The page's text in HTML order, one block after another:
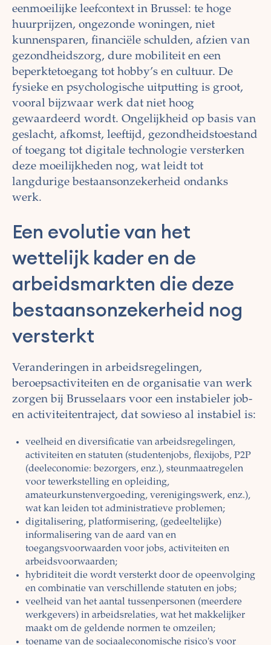
eenmoeilijke leefcontext in Brussel: te hoge
huurprijzen, ongezonde woningen, niet
kunnensparen, financiële schulden, afzien van
gezondheidszorg, dure mobiliteit en een
beperktetoegang tot hobby’s en cultuur. De
fysieke en psychologische uitputting is groot,
vooral bijzwaar werk dat niet hoog
gewaardeerd wordt. Ongelijkheid op basis van
geslacht, afkomst, leeftijd, gezondheidstoestand
of toegang tot digitale technologie versterken
deze moeilijkheden nog, wat leidt tot
langdurige bestaansonzekerheid ondanks
werk.
Een evolutie van het
wettelijk kader en de
arbeidsmarkten die deze
bestaansonzekerheid nog
versterkt
Veranderingen in arbeidsregelingen,
beroepsactiviteiten en de organisatie van werk
zorgen bij Brusselaars voor een instabieler job-
en activiteitentraject, dat sowieso al instabiel is:
veelheid en diversificatie van arbeidsregelingen,
activiteiten en statuten (studentenjobs, flexijobs, P2P
(deeleconomie: bezorgers, enz.), steunmaatregelen
voor tewerkstelling en opleiding,
amateurkunstenvergoeding, verenigingswerk, enz.),
wat kan leiden tot administratieve problemen;
digitalisering, platformisering, (gedeeltelijke)
informalisering van de aard van en
toegangsvoorwaarden voor jobs, activiteiten en
arbeidsvoorwaarden;
hybriditeit die wordt versterkt door de opeenvolging
en combinatie van verschillende statuten en jobs;
veelheid van het aantal tussenpersonen (meerdere
werkgevers) in arbeidsrelaties, wat het makkelijker
maakt om de geldende normen te omzeilen;
toename van de sociaaleconomische risico's voor